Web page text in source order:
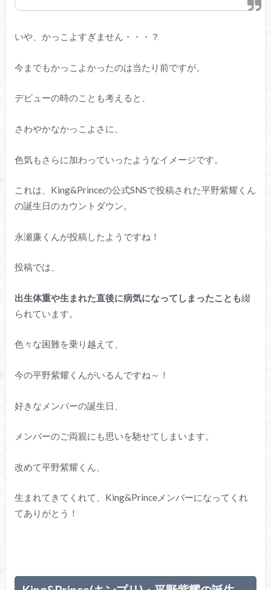
いや、かっこよすぎません・・・？
今までもかっこよかったのは当たり前ですが。
デビューの時のことも考えると、
さわやかなかっこよさに、
色気もさらに加わっていったようなイメージです。
これは、King&Princeの公式SNSで投稿された平野紫耀くん
の誕生日のカウントダウン。
永瀬廉くんが投稿したようですね！
投稿では、
出生体重や生まれた直後に病気になってしまったことも綴
られています。
色々な困難を乗り越えて、
今の平野紫耀くんがいるんですね～！
好きなメンバーの誕生日、
メンバーのご両親にも思いを馳せてしまいます。
改めて平野紫耀くん、
生まれてきてくれて、King&Princeメンバーになってくれ
てありがとう！